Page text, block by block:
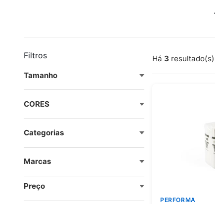
Filtros
Preço
CORES
Tamanho
Categorias
Marcas
Há 3
PERFORMA